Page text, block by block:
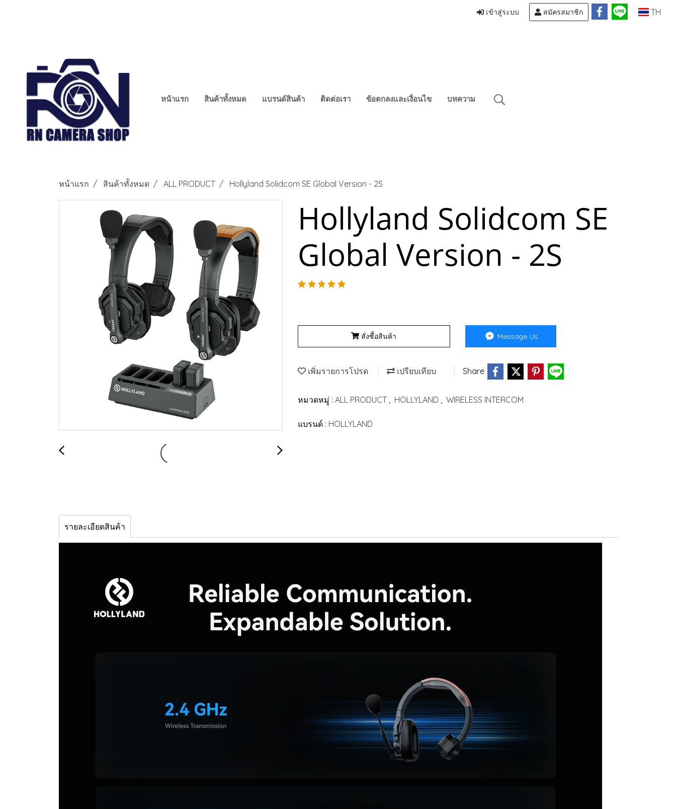
เข้าสู่ระบบ สมัครสมาชิก TH
หน้าแรก สินค้าทั้งหมด แบรนด์สินค้า ติดต่อเรา ข้อตกลงและเงื่อนไข บทความ
หน้าแรก สินค้าทั้งหมด ALL PRODUCT Hollyland Solidcom SE Global Version - 2S
Hollyland Solidcom SE
Global Version - 2S
สั่งซื้อสินค้า Message Us
เพิ่มรายการโปรด เปรียบเทียบ Share
หมวดหมู่ : ALL PRODUCT HOLLYLAND WIRELESS INTERCOM
แบรนด์ : HOLLYLAND
รายละเอียดสินค้า